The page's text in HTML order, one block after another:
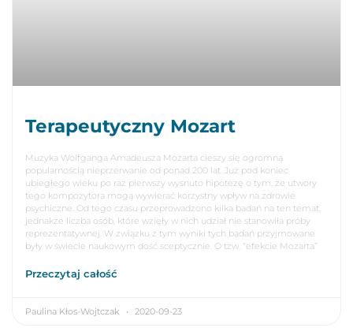
Terapeutyczny Mozart
Muzyka Wolfganga Amadeusza Mozarta cieszy się ogromną
popularnością nieprzerwanie od ponad 200 lat. Już pod koniec
ubiegłego wieku po raz pierwszy wysnuto hipotezę o tym, że utwory
tego kompozytora mogą wywierać korzystny wpływ na zdrowie
psychiczne. Od tego czasu przeprowadzono kilka badań na ten temat,
jednakże liczba osób, które wzięły w nich udział nie stanowiła próby
reprezentatywnej. W związku z tym wyniki tych badań przyjmowane
były w świecie naukowym dość sceptycznie. O tzw. “efekcie Mozarta”
Przeczytaj całość
Paulina Kłos-Wojtczak 2020-09-23